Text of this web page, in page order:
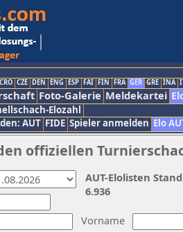
CRO CZE DEN ENG ESP FAI FIN FRA GER GRE INA
Foto-Galerie Meldekartei
Elozahl
AUT FIDE Spieler anmelden Elo
offiziellen
Vorname
AUT-Elolisten
6.936